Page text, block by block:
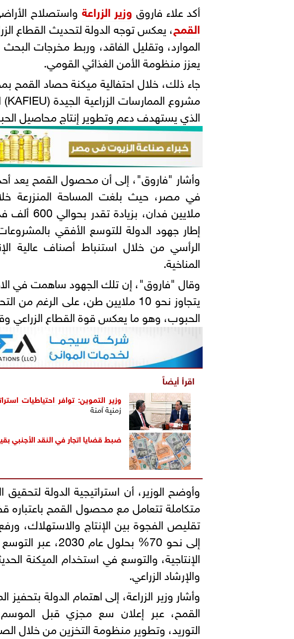
أكد علاء فاروق وزير الزراعة واستصلاح
القمح، يعكس توجه الدولة لتحديث القطاع
الموارد، وتقليل الفاقد، وربط مخرجات
يعزز منظومة الأمن الغذائي القومي.
جاء ذلك، خلال احتفالية ميكنة حصاد القمح
مشروع الممارسات الزراعية الجيدة (KAFIEU) الممول من
الذي يستهدف دعم وتطوير إنتاج محاصيل
وأشار "فاروق"، إلى أن محصول القمح يعد
ملايين
إطار جهود الدولة للتوسع الأفقي
الرأسي من خلال استنباط أصناف عالية
المناخية.
وقال "فاروق"، إن تلك الجهود ساهمت في
يتجاوز نحو 10 ملايين طن، على الرغم
الحبوب، وهو ما يعكس قوة القطاع الزراعي
اقرأ أيضاً
وزير التموين: توافر احتياطيات
زمنية آمنة
ضبط قضايا اتجار في النقد الأجنبي بقيمة 3 ملايين
وأوضح الوزير، أن استراتيجية الدولة
متكاملة تتعامل مع محصول القمح
تقليص الفجوة بين الإنتاج والاستهلاك، ورفع
إلى نحو 70% بحلول
الإنتاجية، والتوسع في استخدام الميكنة
والإرشاد الزراعي.
وأشار وزير الزراعة، إلى اهتمام الدولة
القمح، عبر إعلان سع مجزي قبل
التوريد، وتطوير منظومة التخزين من خلال